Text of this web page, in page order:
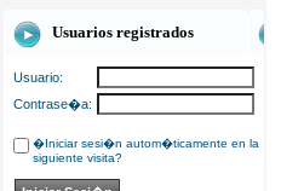
Usuarios registrados
Usuario:
Contrase�a:
�Iniciar sesi�n autom�ticamente en la
siguiente visita?